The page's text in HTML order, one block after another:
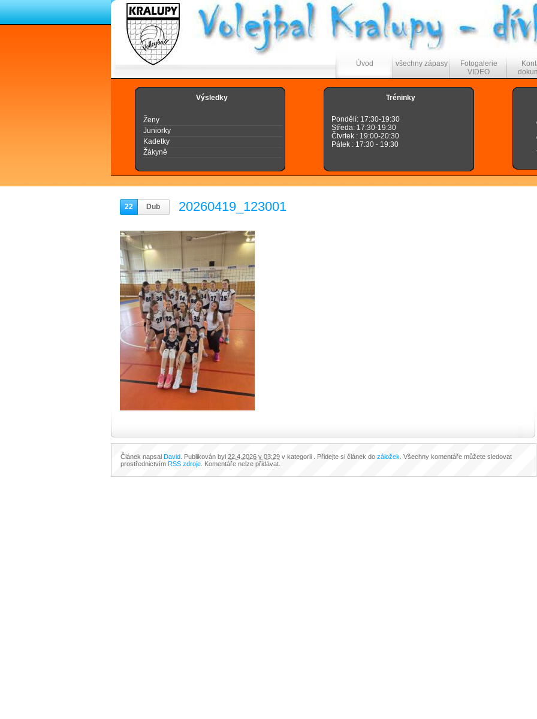
Úvod všechny zápasy
Fotogalerie
VIDEO
Výsledky
Ženy
Juniorky
Kadetky
Žákyně
Tréninky
Pondělí: 17:30-19:30
Středa: 17:30-19:30
Čtvrtek : 19:00-20:30
Pátek : 17:30 - 19:30
22 Dub 20260419_123001
Článek napsal David . Publikován byl 22.4.2026 v 03:29 v kategorii . Přidejte si článek do záložek . Všechny komentáře můžete sledovat
prostřednictvím RSS zdroje . Komentáře nelze přidávat.